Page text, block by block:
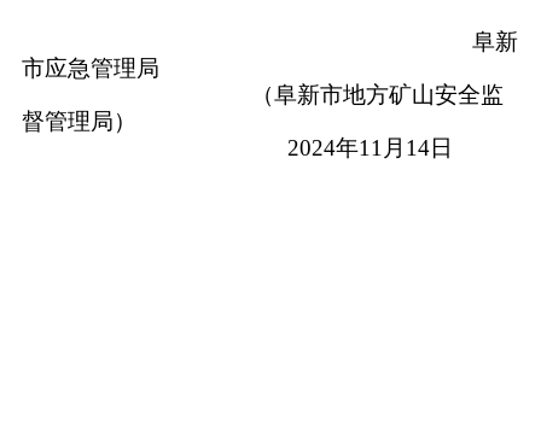
阜新
市应急管理局
（阜新市地方矿山安全监
督管理局）
2024年11 月 14日